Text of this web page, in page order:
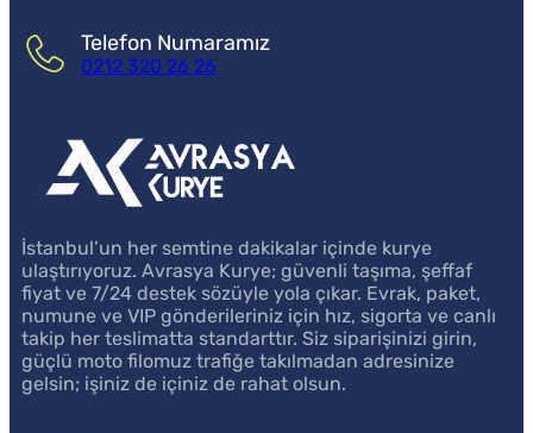
Telefon Numaramız
0212 320 26 26
İstanbul’un her semtine dakikalar içinde kurye
ulaştırıyoruz. Avrasya Kurye; güvenli taşıma, şeffaf
fiyat ve 7/24 destek sözüyle yola çıkar. Evrak, paket,
numune ve VIP gönderileriniz için hız, sigorta ve canlı
takip her teslimatta standarttır. Siz siparişinizi girin,
güçlü moto filomuz trafiğe takılmadan adresinize
gelsin; işiniz de içiniz de rahat olsun.